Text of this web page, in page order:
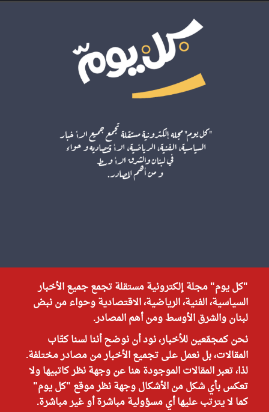
"كل يوم" مجلة إلكترونية مستقلة تجمع جميع الأخبار
السياسية، الفنية، الرياضية، الاقتصادية وحواء من نبض
لبنان والشرق الأوسط ومن أهم المصادر.
نحن كمجمّعين للأخبار، نود أن نوضح أننا لسنا كتّاب
المقالات، بل نعمل على تجميع الأخبار من مصادر مختلفة.
لذا، تعبر المقالات الموجودة هنا عن وجهة نظر كاتبيها ولا
تعكس بأي شكل من الأشكال وجهة نظر موقع "كل يوم"
كما لا يترتب عليها أي مسؤولية مباشرة أو غير مباشرة.